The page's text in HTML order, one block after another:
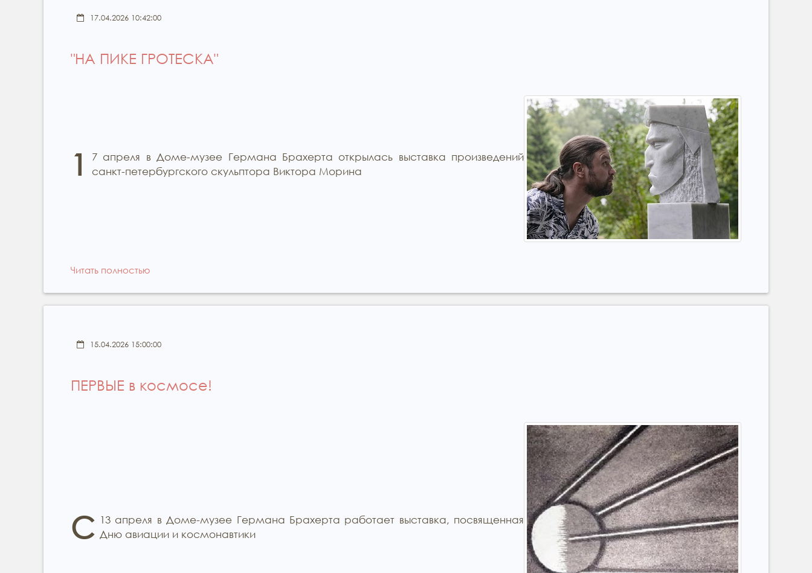
17.04.2026 10:42:00
"НА ПИКЕ ГРОТЕСКА"
1
7 апреля в Доме-музее Германа Брахерта открылась выставка произведений
санкт-петербургского скульптора Виктора Морина
Читать полностью
15.04.2026 15:00:00
ПЕРВЫЕ в космосе!
С 13 апреля в Доме-музее Германа Брахерта работает выставка, посвященная
Дню авиации и космонавтики